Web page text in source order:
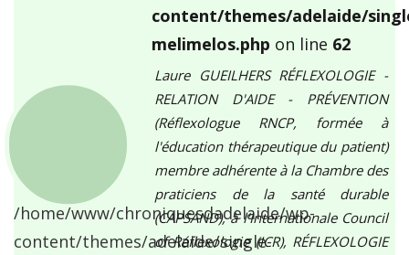
/home/www/chroniquesdadelaide/wp-
content/themes/adelaide/single-
content/themes/adelaide/
melimelos.php on line 62
Laure GUEILHERS RÉFLEXOLOGIE -
RELATION D'AIDE - PRÉVENTION
(Réflexologue RNCP, formée à
l'éducation thérapeutique du patient)
membre adhérente à la Chambre des
praticiens de la santé durable
(CAPSAND), à l'Internationale Council
of Réflexologie (ICR), RÉFLEXOLOGIE